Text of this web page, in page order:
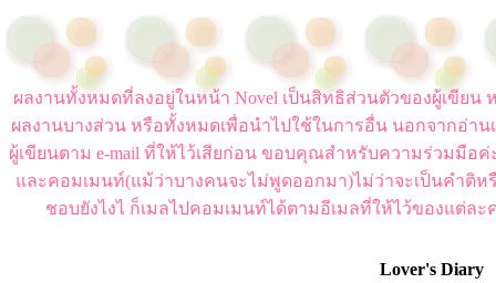
ผลงานทั้งหมดที่ลงอยู่ในหน้า Novel เป็นสิทธิส่วนตัวของผู้เขีย
ผลงานบางส่วน หรือทั้งหมดเพื่อนำไปใช้ในการอื่น นอกจากอ่า
ผู้เขียนตาม e-mail ที่ให้ไว้เสียก่อน ขอบคุณสำหรับความร่วมมือ
และคอมเมนท์(แม้ว่าบางคนจะไม่พูดออกมา)ไม่ว่าจะเป็นคำติ
ชอบยังไงไ ก็เมลไปคอมเมนท์ได้ตามอีเมลที่ให้ไว้ของแต่
Lover's Diary